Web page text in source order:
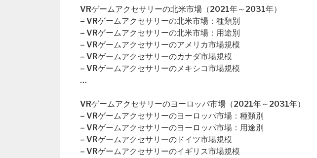
VRゲームアクセサリーの北米市場（2021年～2031年）
– VRゲームアクセサリーの北米市場：種類別
– VRゲームアクセサリーの北米市場：用途別
– VRゲームアクセサリーのアメリカ市場規模
– VRゲームアクセサリーのカナダ市場規模
– VRゲームアクセサリーのメキシコ市場規模
…
VRゲームアクセサリーのヨーロッパ市場（2021年～2031年）
– VRゲームアクセサリーのヨーロッパ市場：種類別
– VRゲームアクセサリーのヨーロッパ市場：用途別
– VRゲームアクセサリーのドイツ市場規模
– VRゲームアクセサリーのイギリス市場規模